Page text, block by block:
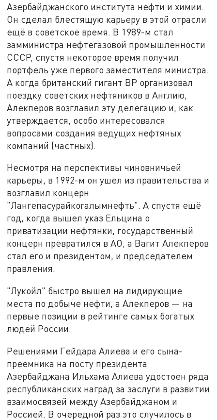
Азербайджанского института нефти и химии.
Он сделал блестящую карьеру в этой отрасли
ещё в советское время. В 1989-м стал
замминистра нефтегазовой промышленности
СССР, спустя некоторое время получил
портфель уже первого заместителя министра.
А когда британский гигант BP организовал
поездку советских нефтяников в Англию,
Алекперов возглавил эту делегацию и, как
утверждается, особо интересовался
вопросами создания ведущих нефтяных
компаний (частных).
Несмотря на перспективы чиновничьей
карьеры, в 1992-м он ушёл из правительства и
возглавил концерн
"Лангепасурайкогалымнефть". А спустя ещё
год, когда вышел указ Ельцина о
приватизации нефтянки, государственный
концерн превратился в АО, а Вагит Алекперов
стал его и президентом, и председателем
правления.
"Лукойл" быстро вышел на лидирующие
места по добыче нефти, а Алекперов — на
первые позиции в рейтинге самых богатых
людей России.
Решениями Гейдара Алиева и его сына-
преемника на посту президента
Азербайджана Ильхама Алиева удостоен ряда
республиканских наград за заслуги в развитии
взаимосвязей между Азербайджаном и
Россией. В очередной раз это случилось в